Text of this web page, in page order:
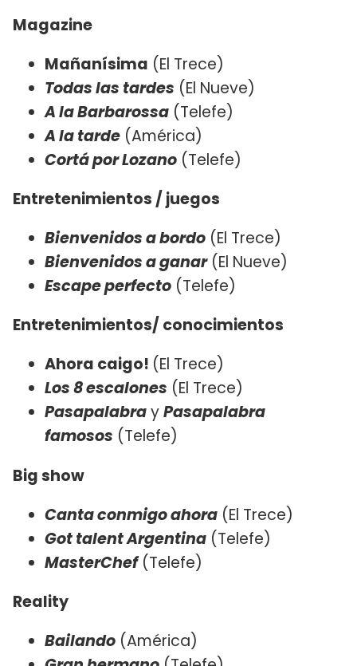
Magazine
Mañanísima (El Trece)
Todas las tardes (El Nueve)
A la Barbarossa (Telefe)
A la tarde (América)
Cortá por Lozano (Telefe)
Entretenimientos / juegos
Bienvenidos a bordo (El Trece)
Bienvenidos a ganar(El Nueve)
Escape perfecto (Telefe)
Entretenimientos/ conocimientos
Ahora caigo! (El Trece)
Los 8 escalones (El Trece)
PasapalabrayPasapalabra
famosos (Telefe)
Big show
Canta conmigo ahora (El Trece)
Got talent Argentina (Telefe)
MasterChef(Telefe)
Reality
Bailando (América)